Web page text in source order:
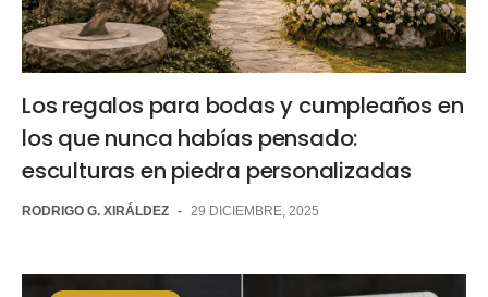
Los regalos para bodas y cumpleaños en
los que nunca habías pensado:
esculturas en piedra personalizadas
RODRIGO G. XIRÁLDEZ - 29 DICIEMBRE, 2025